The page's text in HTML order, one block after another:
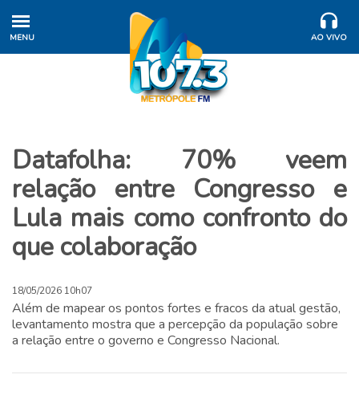
MENU AO VIVO
Datafolha: 70% veem
relação entre Congresso e
Lula mais como confronto do
que colaboração
18/05/2026 10h07
Além de mapear os pontos fortes e fracos da atual gestão,
levantamento mostra que a percepção da população sobre
a relação entre o governo e Congresso Nacional.